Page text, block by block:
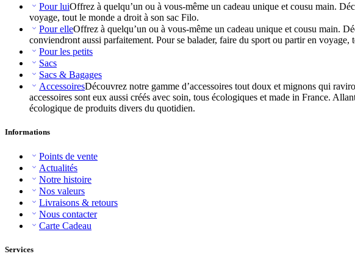
Pour luiOffrez à quelqu’un ou à vous-même un cadeau unique et cousu main.
voyage, tout le monde a droit à son sac Filo.
Pour elleOffrez à quelqu’un ou à vous-même un cadeau unique et cousu main.
conviendront aussi parfaitement. Pour se balader, faire du sport ou partir en voyage,
Pour les petits
Sacs
Sacs & Bagages
AccessoiresDécouvrez notre gamme d’accessoires tout doux et mignons qui
accessoires sont eux aussi créés avec soin, tous écologiques et made in France.
écologique de produits divers du quotidien.
Informations
Points de vente
Actualités
Notre histoire
Nos valeurs
Livraisons & retours
Nous contacter
Carte Cadeau
Services